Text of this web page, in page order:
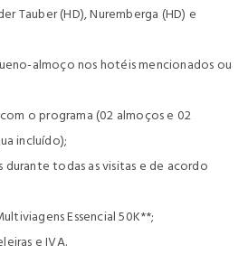
Tauber (HD), Nuremberga (HD) e
almoço nos hotéis mencionados ou
o programa (02 almoços e 02
incluído);
durante todas as visitas e de acordo
Essencial 50K**;
e IVA.